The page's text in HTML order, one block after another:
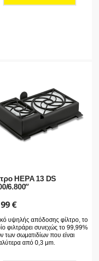
HEPA 13 DS
6.800″
€
υψηλής απόδοσης φίλτρο, το
φιλτράρει συνεχώς το 99,99%
των σωματιδίων που είναι
από 0,3 μm.